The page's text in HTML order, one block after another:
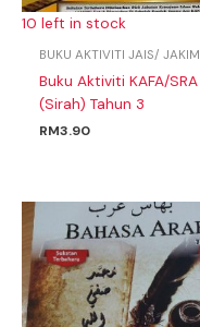
10 left in stock
BUKU AKTIVITI JAIS/ JAKIM
Buku Aktiviti KAFA/SRA
(Sirah) Tahun 3
RM3.90